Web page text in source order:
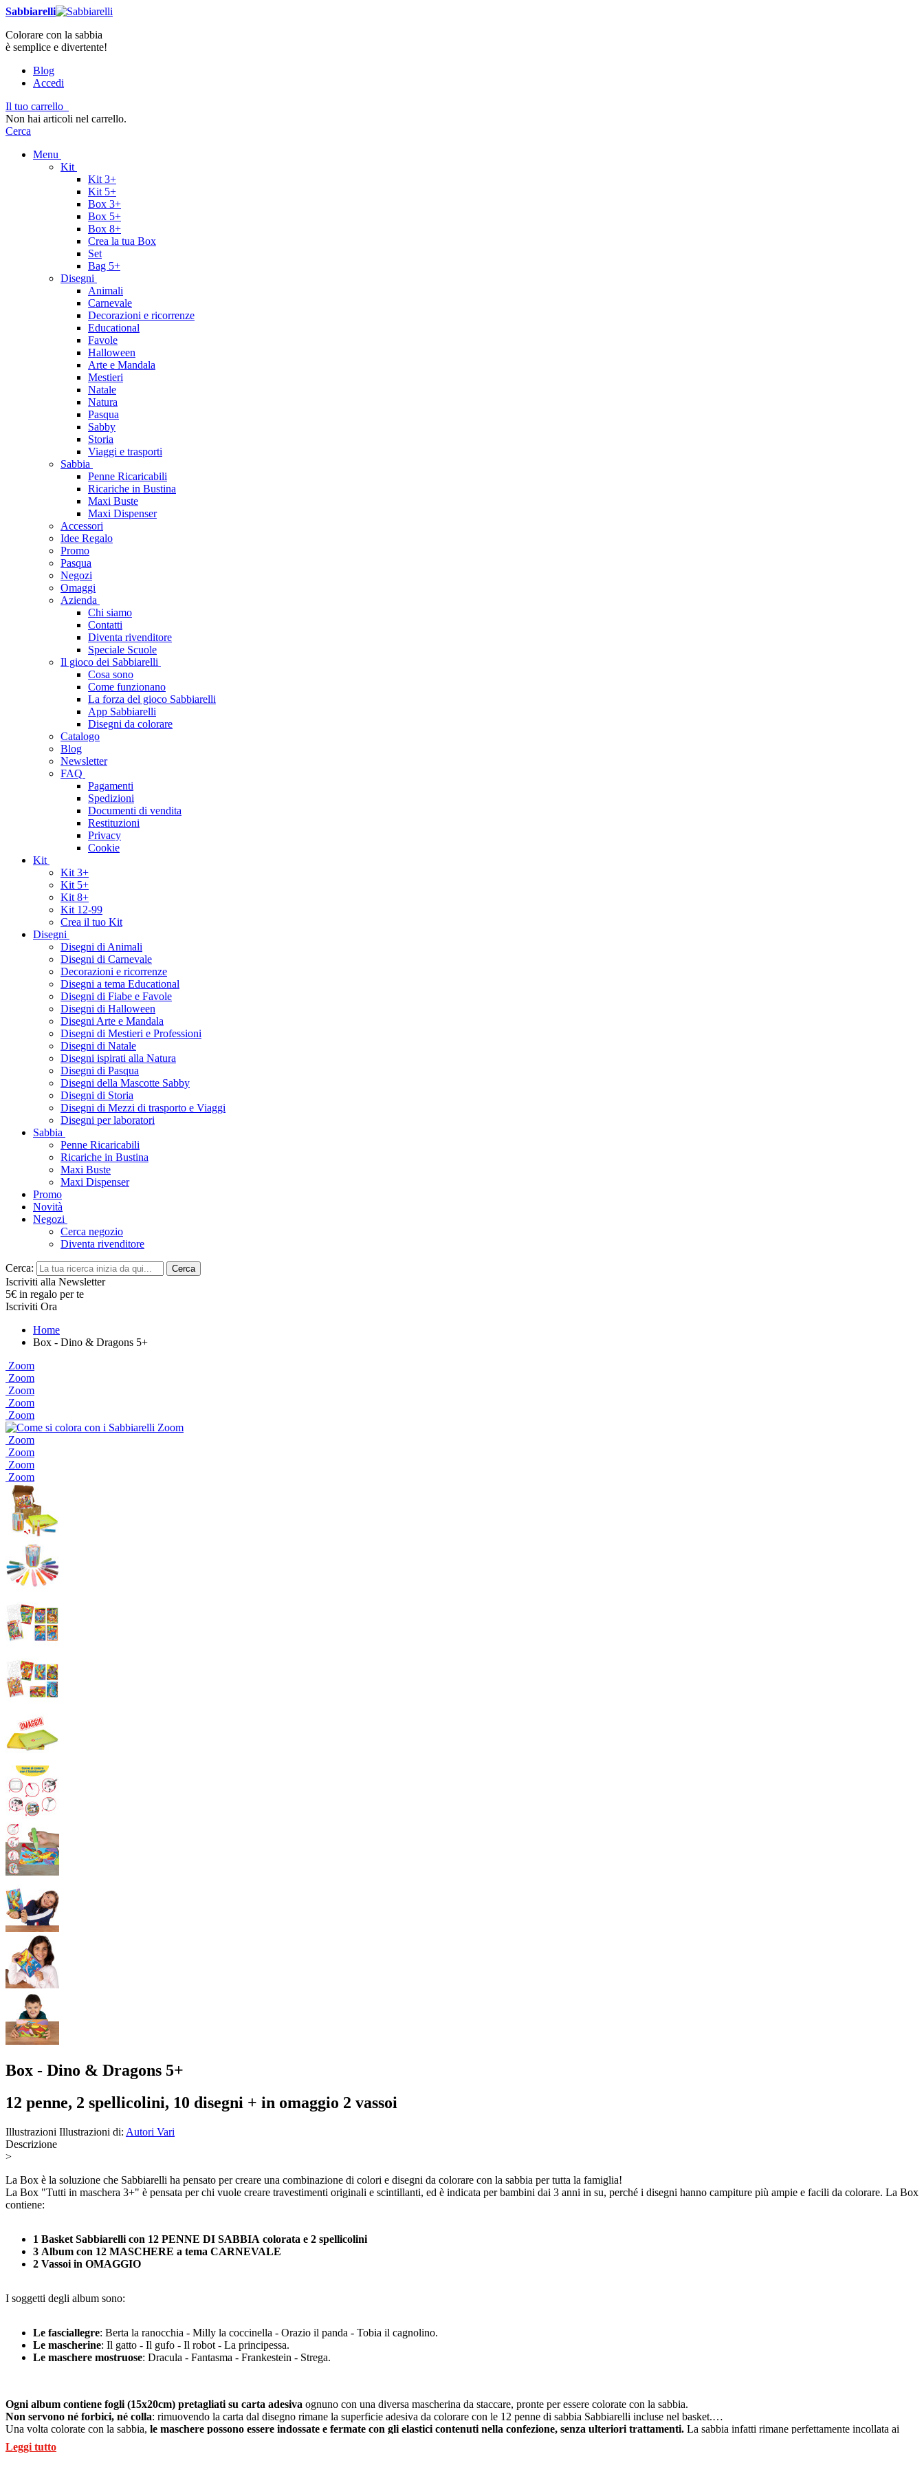
Sabbiarelli
Colorare con la sabbia
è semplice e divertente!
Blog
Accedi
Il tuo carrello
Non hai articoli nel carrello.
Cerca
Menu
Kit
Kit 3+
Kit 5+
Box 3+
Box 5+
Box 8+
Crea la tua Box
Set
Bag 5+
Disegni
Animali
Carnevale
Decorazioni e ricorrenze
Educational
Favole
Halloween
Arte e Mandala
Mestieri
Natale
Natura
Pasqua
Sabby
Storia
Viaggi e trasporti
Sabbia
Penne Ricaricabili
Ricariche in Bustina
Maxi Buste
Maxi Dispenser
Accessori
Idee Regalo
Promo
Pasqua
Negozi
Omaggi
Azienda
Chi siamo
Contatti
Diventa rivenditore
Speciale Scuole
Il gioco dei Sabbiarelli
Cosa sono
Come funzionano
La forza del gioco Sabbiarelli
App Sabbiarelli
Disegni da colorare
Catalogo
Blog
Newsletter
FAQ
Pagamenti
Spedizioni
Documenti di vendita
Restituzioni
Privacy
Cookie
Kit
Kit 3+
Kit 5+
Kit 8+
Kit 12-99
Crea il tuo Kit
Disegni
Disegni di Animali
Disegni di Carnevale
Decorazioni e ricorrenze
Disegni a tema Educational
Disegni di Fiabe e Favole
Disegni di Halloween
Disegni Arte e Mandala
Disegni di Mestieri e Professioni
Disegni di Natale
Disegni ispirati alla Natura
Disegni di Pasqua
Disegni della Mascotte Sabby
Disegni di Storia
Disegni di Mezzi di trasporto e Viaggi
Disegni per laboratori
Sabbia
Penne Ricaricabili
Ricariche in Bustina
Maxi Buste
Maxi Dispenser
Promo
Novità
Negozi
Cerca negozio
Diventa rivenditore
Cerca: Cerca
Iscriviti alla Newsletter
5€ in regalo per te
Iscriviti Ora
Home
Box - Dino & Dragons 5+
Zoom
Zoom
Zoom
Zoom
Zoom
Zoom
Zoom
Zoom
Zoom
Zoom
Box - Dino & Dragons 5+
12 penne, 2 spellicolini, 10 disegni + in omaggio 2 vassoi
Illustrazioni Illustrazioni di: Autori Vari
Descrizione
>
La Box è la soluzione che Sabbiarelli ha pensato per creare una combinazione di colori e disegni da colorare con la sabbia per tutta la famiglia!
La Box "Tutti in maschera 3+" è pensata per chi vuole creare travestimenti originali e scintillanti, ed è indicata per bambini dai 3 anni in su, perché i disegni hanno campiture più ampie e facili da colorare. La Box
contiene:
1 Basket Sabbiarelli con 12 PENNE DI SABBIA colorata e 2 spellicolini
3 Album con 12 MASCHERE a tema CARNEVALE
2 Vassoi in OMAGGIO
I soggetti degli album sono:
Le fasciallegre: Berta la ranocchia - Milly la coccinella - Orazio il panda - Tobia il cagnolino.
Le mascherine: Il gatto - Il gufo - Il robot - La principessa.
Le maschere mostruose: Dracula - Fantasma - Frankestein - Strega.
Ogni album contiene fogli (15x20cm) pretagliati su carta adesiva ognuno con una diversa mascherina da staccare, pronte per essere colorate con la sabbia.
Non servono né forbici, né colla: rimuovendo la carta dal disegno rimane la superficie adesiva da colorare con le 12 penne di sabbia Sabbiarelli incluse nel basket.
Una volta colorate con la sabbia, le maschere possono essere indossate e fermate con gli elastici contenuti nella confezione, senza ulteriori trattamenti. La sabbia infatti rimane perfettamente incollata ai
disegni.
All'interno degli album sono presenti le
Leggi tutto